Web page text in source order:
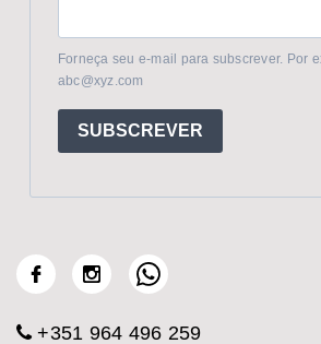
Forneça seu e-mail para subscrever. Por
abc@xyz.com
SUBSCREVER
+351 964 496 259